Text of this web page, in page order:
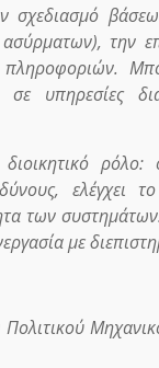
σχεδιασμό
την
πληροφοριών.
σε υπηρεσίες
των
με